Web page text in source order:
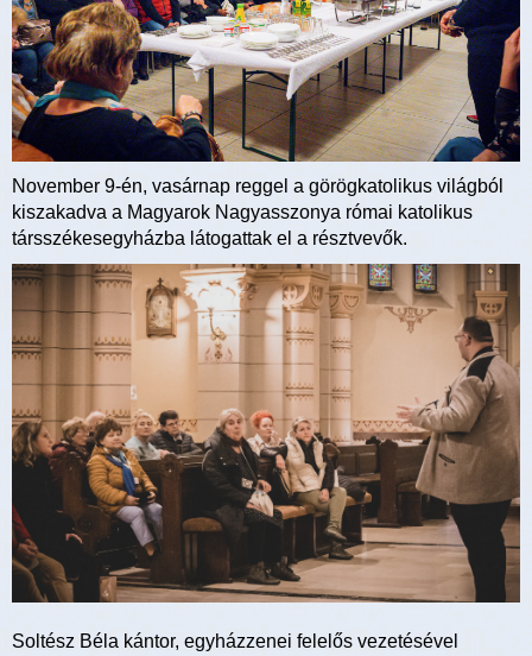
November 9-én, vasárnap reggel a görögkatolikus világból
kiszakadva a Magyarok Nagyasszonya római katolikus
társszékesegyházba látogattak el a résztvevők.
Soltész Béla kántor, egyházzenei felelős vezetésével